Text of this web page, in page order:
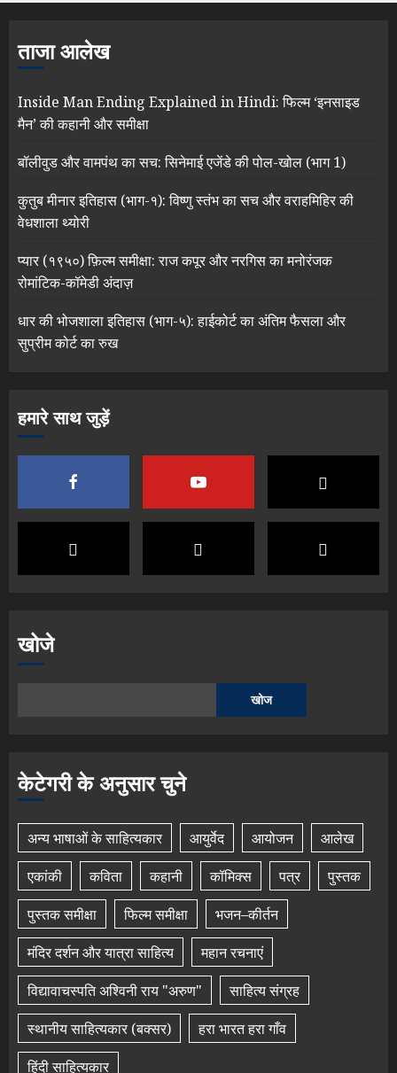
ताजा आलेख
Inside Man Ending Explained in Hindi: फिल्म ‘इनसाइड
मैन’ की कहानी और समीक्षा
बॉलीवुड और वामपंथ का सच: सिनेमाई एजेंडे की पोल-खोल (भाग 1)
कुतुब मीनार इतिहास (भाग-१): विष्णु स्तंभ का सच और वराहमिहिर की
वेधशाला थ्योरी
प्यार (१९५०) फ़िल्म समीक्षा: राज कपूर और नरगिस का मनोरंजक
रोमांटिक-कॉमेडी अंदाज़
धार की भोजशाला इतिहास (भाग-५): हाईकोर्ट का अंतिम फैसला और
सुप्रीम कोर्ट का रुख
हमारे साथ जुड़ें
खोजे
खोज
केटेगरी के अनुसार चुने
अन्य भाषाओं के साहित्यकार आयुर्वेद आयोजन
आलेख
एकांकी
कविता कहानी कॉमिक्स पत्र
पुस्तक
पुस्तक समीक्षा
फिल्म समीक्षा
भजन–कीर्तन
मंदिर दर्शन और यात्रा साहित्य
महान रचनाएं
विद्यावाचस्पति अश्विनी राय "अरुण"
साहित्य संग्रह
स्थानीय साहित्यकार (बक्सर)
हरा भारत हरा गाँव
हिंदी साहित्यकार